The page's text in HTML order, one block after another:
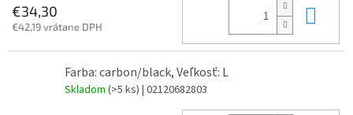
€34,30
€42,19 vrátane DPH
Farba: carbon/black, Veľkosť: L
Skladom (>5 ks) | 02120682803